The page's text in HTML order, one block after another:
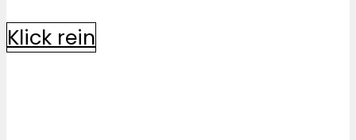
Klick rein